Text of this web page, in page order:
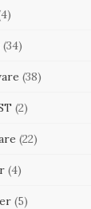
(34)
(38)
(2)
(22)
(4)
(5)